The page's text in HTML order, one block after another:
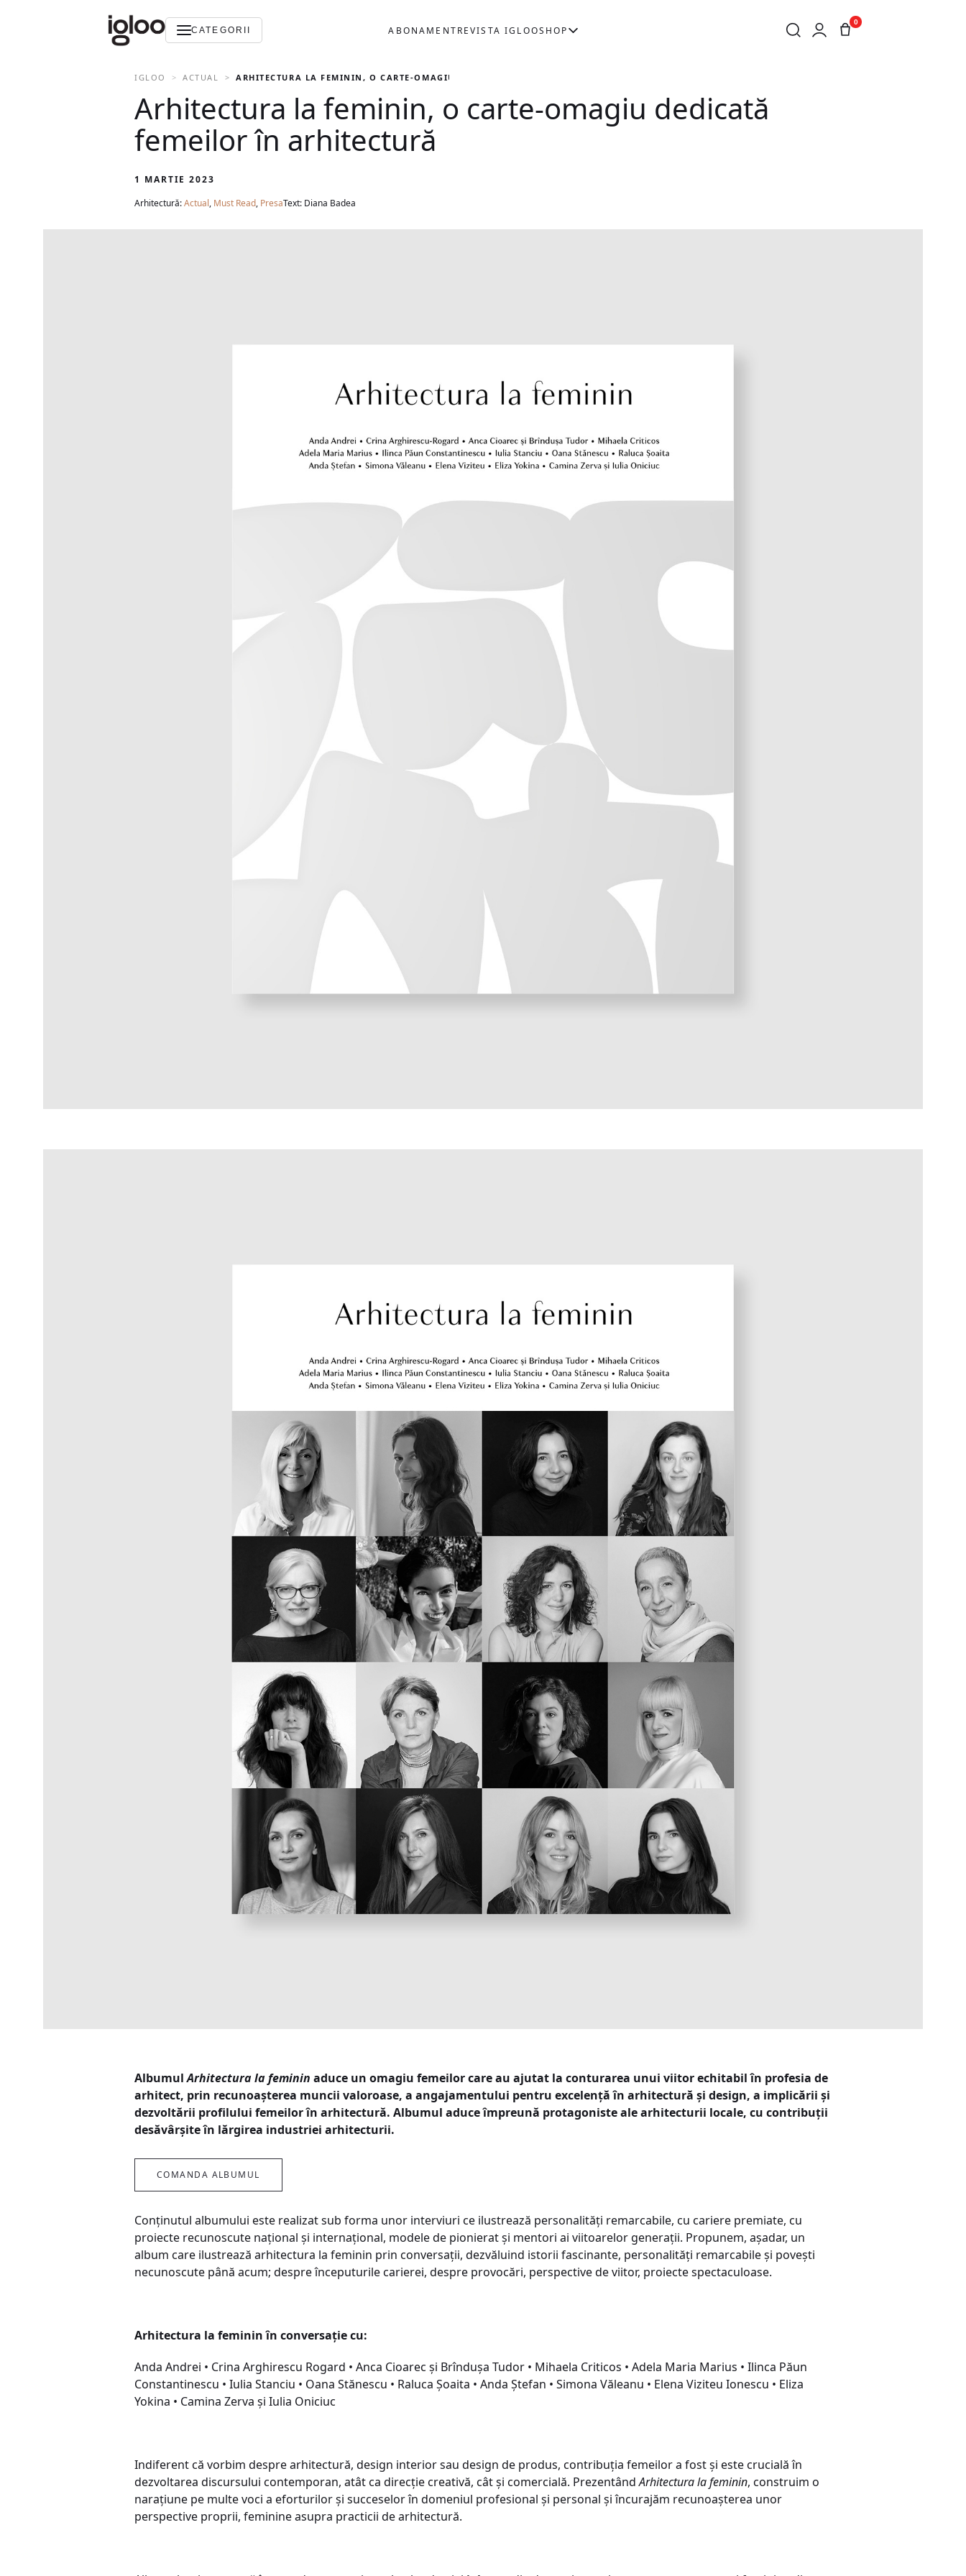
CATEGORII ABONAMENTREVISTA IGLOOSHOP
0
IGLOO ACTUAL ARHITECTURA LA FEMININ, O CARTE-OMAGIU DEDICATĂ FEMEILOR ÎN ARHITECTURĂ
Arhitectura la feminin, o carte-omagiu dedicată
femeilor în arhitectură
1 MARTIE 2023
Arhitectură:Actual, Must Read, PresaText: Diana Badea
AlbumulArhitectura la feminin aduce un omagiu femeilor care au ajutat la conturarea unui viitor echitabil în profesia de
arhitect, prin recunoașterea muncii valoroase, a angajamentului pentru excelență în arhitectură și design, a implicării și
dezvoltării profilului femeilor în arhitectură. Albumul aduce împreună protagoniste ale arhitecturii locale, cu contribuții
desăvârșite în lărgirea industriei arhitecturii.
COMANDA ALBUMUL
Conținutul albumului este realizat sub forma unor interviuri ce ilustrează personalități remarcabile, cu cariere premiate, cu
proiecte recunoscute național și internațional, modele de pionierat și mentori ai viitoarelor generații. Propunem, așadar, un
album care ilustrează arhitectura la feminin prin conversații, dezvăluind istorii fascinante, personalități remarcabile și povești
necunoscute până acum; despre începuturile carierei, despre provocări, perspective de viitor, proiecte spectaculoase.
Arhitectura la feminin în conversație cu:
Anda Andrei • Crina Arghirescu Rogard • Anca Cioarec și Brîndușa Tudor • Mihaela Criticos • Adela Maria Marius • Ilinca Păun
Constantinescu • Iulia Stanciu • Oana Stănescu • Raluca Șoaita • Anda Ștefan • Simona Văleanu • Elena Viziteu Ionescu • Eliza
Yokina • Camina Zerva și Iulia Oniciuc
Indiferent că vorbim despre arhitectură, design interior sau design de produs, contribuția femeilor a fost și este crucială în
dezvoltarea discursului contemporan, atât ca direcție creativă, cât și comercială. PrezentândArhitectura la feminin, construim o
narațiune pe multe voci a eforturilor și succeselor în domeniul profesional și personal și încurajăm recunoașterea unor
perspective proprii, feminine asupra practicii de arhitectură.